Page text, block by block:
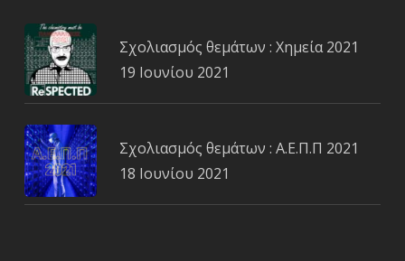
Σχολιασμός θεμάτων : Χημεία 2021
19 Ιουνίου 2021
Σχολιασμός θεμάτων : Α.Ε.Π.Π 2021
18 Ιουνίου 2021